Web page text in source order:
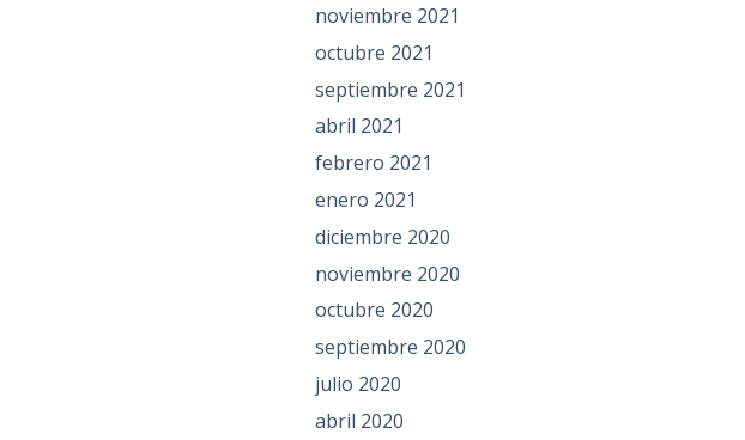
noviembre 2021
octubre 2021
septiembre 2021
abril 2021
febrero 2021
enero 2021
diciembre 2020
noviembre 2020
octubre 2020
septiembre 2020
julio 2020
abril 2020